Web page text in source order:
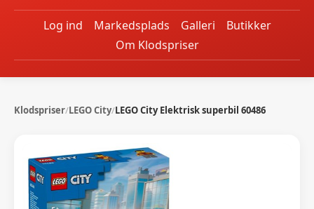
Log ind Markedsplads Galleri
Butikker
Om Klodspriser
Klodspriser/LEGO City/LEGO City Elektrisk superbil 60486